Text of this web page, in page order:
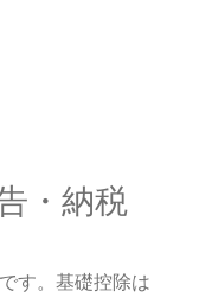
・納税
です。基礎控除は